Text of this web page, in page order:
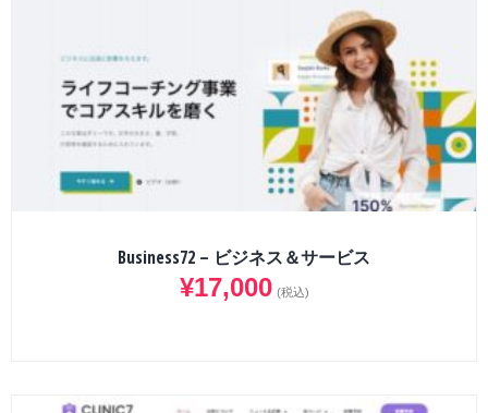
Business72 – ビジネス＆サービス
¥17,000 (税込)